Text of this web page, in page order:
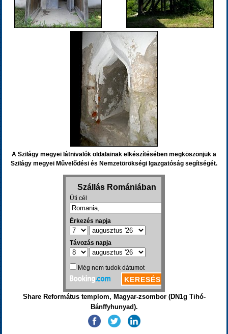
A Szilágy megyei látnivalók oldalainak elkészítésében megköszönjük a
Szilágy megyei Művelődési és Nemzetörökségi Igazgatóság segítségét.
Share Református templom, Magyar-zsombor (DN1g Tihó-
Bánffyhunyad).